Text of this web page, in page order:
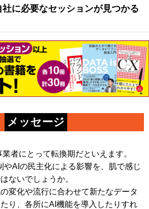
に必要なセッションが見つかる
メッセージ
者にとって転換期だといえます。
やAIの民主化による影響を、肌で感じ
ないでしょうか。
変化や流行に合わせて新たなデータ
り、各所にAI機能を導入したりすれ